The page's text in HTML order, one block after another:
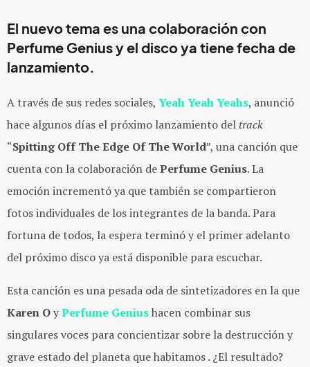
El nuevo tema es una colaboración con
Perfume Genius y el disco ya tiene fecha de
lanzamiento.
A través de sus redes sociales, Yeah Yeah Yeahs, anunció
hace algunos días el próximo lanzamiento del track
“Spitting Off The Edge Of The World”, una canción que
cuenta con la colaboración dePerfume Genius. La
emoción incrementó ya que también se compartieron
fotos individuales de los integrantes de la banda. Para
fortuna de todos, la espera terminó y el primer adelanto
del próximo disco ya está disponible para escuchar.
Esta canción es una pesada oda de sintetizadores en la que
Karen OyPerfume Geniushacen combinar sus
singulares voces para concientizar sobre la destrucción y
grave estado del planeta que habitamos . ¿El resultado?